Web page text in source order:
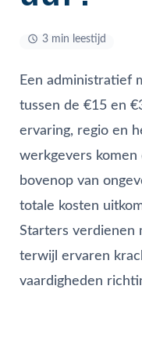
3 min leestijd
Een administratief
tussen de €15 en
ervaring, regio en
werkgevers komen
bovenop van
totale kosten
Starters verdienen
terwijl ervaren
vaardigheden